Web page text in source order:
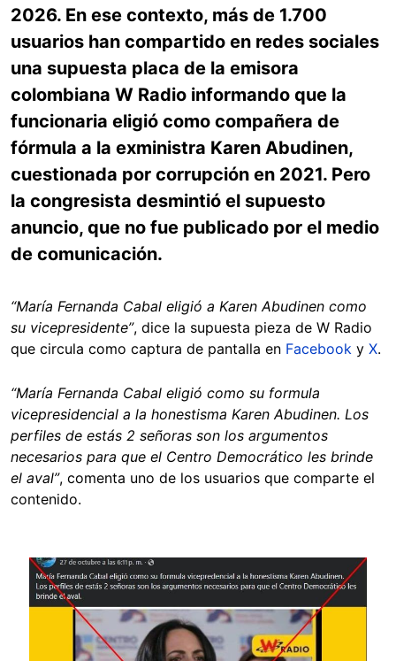
2026. En ese contexto, más de 1.700
usuarios han compartido en redes sociales
una supuesta placa de la emisora
colombiana W Radio informando que la
funcionaria eligió como compañera de
fórmula a la exministra Karen Abudinen,
cuestionada por corrupción en 2021. Pero
la congresista desmintió el supuesto
anuncio, que no fue publicado por el medio
de comunicación.
“María Fernanda Cabal eligió a Karen Abudinen como
su vicepresidente”, dice la supuesta pieza de W Radio
que circula como captura de pantalla en Facebook y X.
“María Fernanda Cabal eligió como su formula
vicepresidencial a la honestisma Karen Abudinen. Los
perfiles de estás 2 señoras son los argumentos
necesarios para que el Centro Democrático les brinde
el aval”, comenta uno de los usuarios que comparte el
contenido.
Image